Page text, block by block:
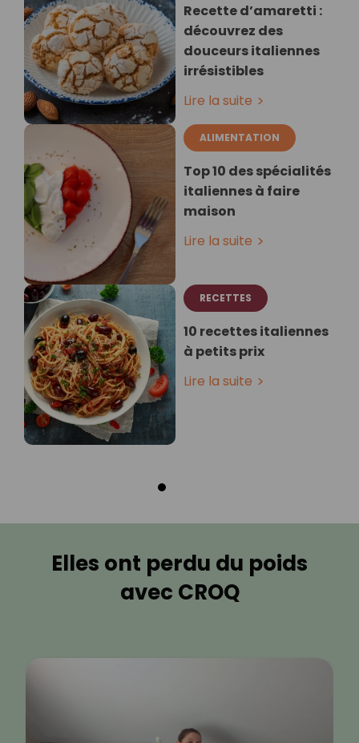
Recette d’amaretti :
découvrez des
douceurs italiennes
irrésistibles
Lire la suite
ALIMENTATION
Top 10 des spécialités
italiennes à faire
maison
Lire la suite
RECETTES
10 recettes italiennes
à petits prix
Lire la suite
Elles ont perdu du poids
avec CROQ